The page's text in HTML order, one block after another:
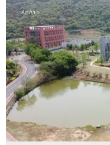
Unmute Loaded:
35.36%